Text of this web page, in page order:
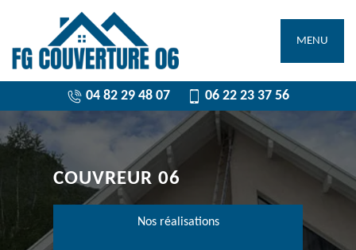
MENU
04 82 29 48 07 06 22 23 37 56
COUVREUR 06
Nos réalisations